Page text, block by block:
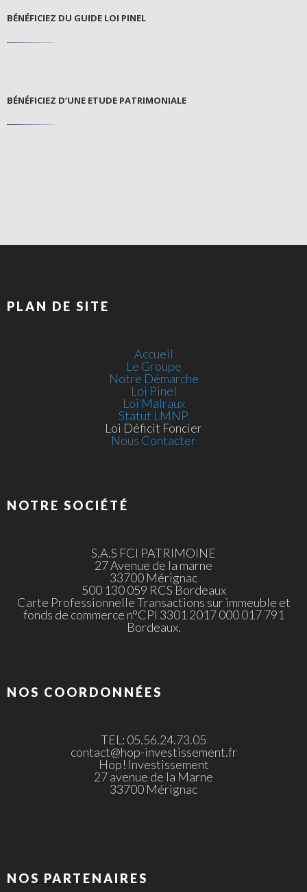
BÉNÉFICIEZ DU GUIDE LOI PINEL
BÉNÉFICIEZ D’UNE ETUDE PATRIMONIALE
PLAN DE SITE
Accueil
Le Groupe
Notre Démarche
Loi Pinel
Loi Malraux
Statut LMNP
Loi Déficit Foncier
Nous Contacter
NOTRE SOCIÉTÉ
S.A.S FCI PATRIMOINE
27 Avenue de la marne
33700 Mérignac
500 130 059 RCS Bordeaux
Carte Professionnelle Transactions sur immeuble et
fonds de commerce n°CPI 3301 2017 000 017 791
Bordeaux.
NOS COORDONNÉES
TEL: 05.56.24.73.05
contact@hop-investissement.fr
Hop! Investissement
27 avenue de la Marne
33700 Mérignac
NOS PARTENAIRES